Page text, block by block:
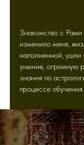
Знакомство с Рами
изменило меня,
наполненной, ушли
уныние, огромную
знания по
процессе обучения.